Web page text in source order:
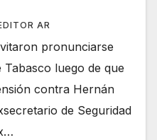
AR
pronunciarse
luego de que
contra Hernán
de Seguridad